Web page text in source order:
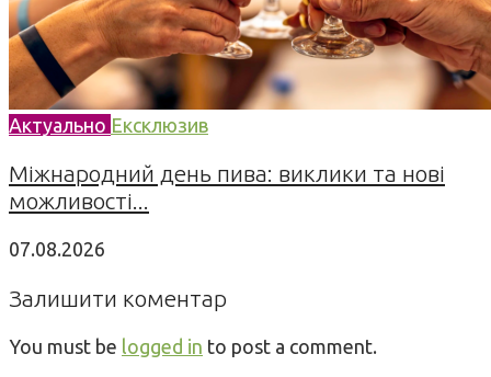
Актуально Ексклюзив
Міжнародний день пива: виклики та нові
можливості...
07.08.2026
Залишити коментар
You must be logged in to post a comment.